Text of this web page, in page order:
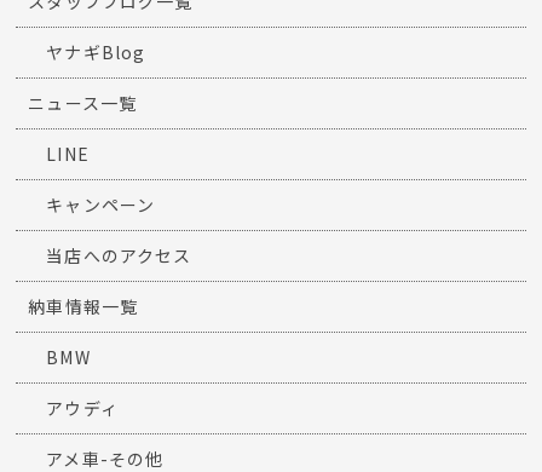
ヤナギBlog
ニュース一覧
LINE
キャンペーン
当店へのアクセス
納車情報一覧
BMW
アウディ
アメ車-その他